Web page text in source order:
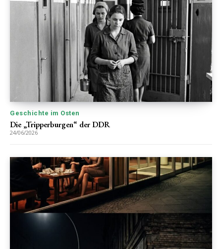
Geschichte im Osten
Die „Tripperburgen“ der DDR
24/06/2026